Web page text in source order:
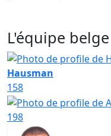
L'équipe belge
Hausman
158
198